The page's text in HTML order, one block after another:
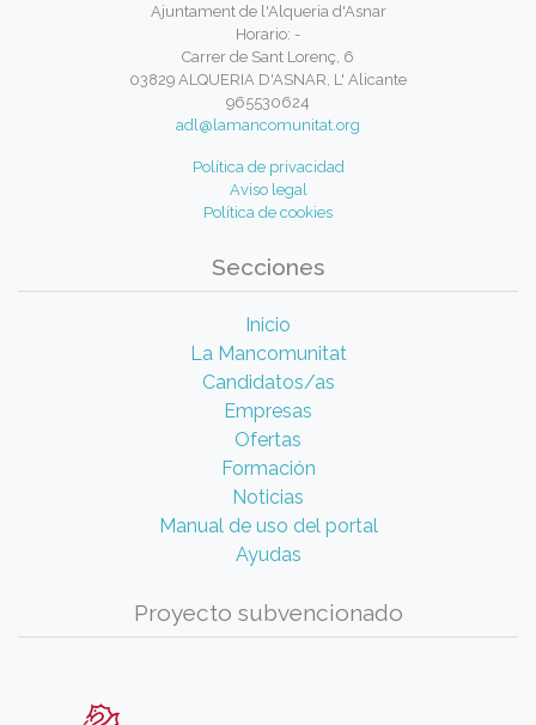
Ajuntament de l'Alqueria d'Asnar
Horario: -
Carrer de Sant Lorenç, 6
03829 ALQUERIA D'ASNAR, L' Alicante
965530624
adl@lamancomunitat.org
Política de privacidad
Aviso legal
Política de cookies
Secciones
Inicio
La Mancomunitat
Candidatos/as
Empresas
Ofertas
Formación
Noticias
Manual de uso del portal
Ayudas
Proyecto subvencionado